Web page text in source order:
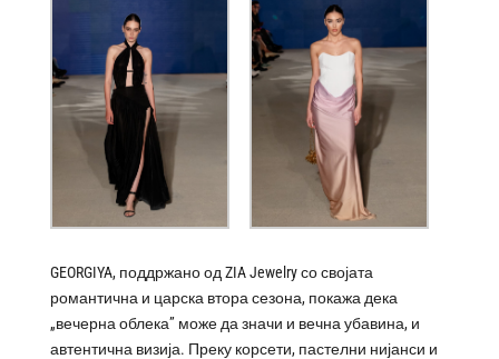
GEORGIYA, поддржано од ZIA Jewelry со својата
романтична и царска втора сезона, покажа дека
„вечерна облека” може да значи и вечна убавина, и
автентична визија. Преку корсети, пастелни нијанси и